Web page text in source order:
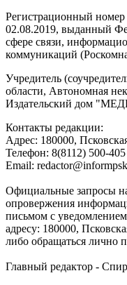
Регистрационный
02.08.2019, выданный
сфере связи,
коммуникаций
Учредитель
области, Автономная
Издательский дом
Контакты редакции:
Адреc: 180000,
Телефон: 8(8112) 500-405
Email:
Официальные запросы
опровержения
письмом с
адресу: 180000,
либо обращаться лично
Главный редактор -